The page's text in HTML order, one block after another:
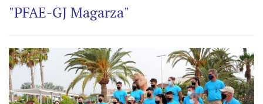
"PFAE-GJ Magarza"